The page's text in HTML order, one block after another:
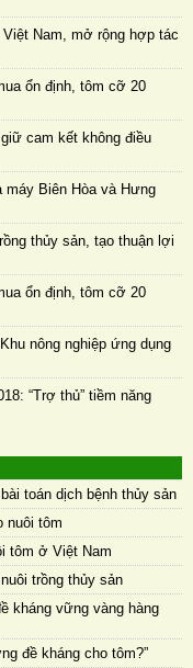
Việt Nam, mở rộng hợp tác
ổn định, tôm cỡ 20
cam kết không điều
Biên Hòa và Hưng
thủy sản, tạo thuận lợi
ổn định, tôm cỡ 20
nông nghiệp ứng dụng
“Trợ thủ” tiềm năng
toán dịch bệnh thủy sản
nuôi tôm
tôm ở Việt Nam
trồng thủy sản
kháng vững vàng hàng
đề kháng cho tôm?”